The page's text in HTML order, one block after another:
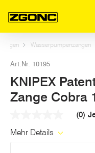
Zangen Wasserpumpenzangen
Art.Nr. 10195
KNIPEX
Zange Cobra
Link
(0)
Mehr Details